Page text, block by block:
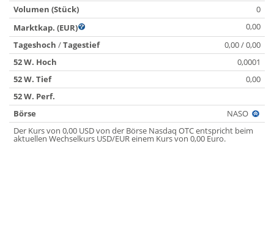
Volumen (Stück)
0
Marktkap. (EUR)
0,00
Tageshoch /Tagestief
0,00 / 0,00
52 W. Hoch
0,0001
52 W. Tief
0,00
52 W. Perf.
Börse
NASO
Der Kurs von 0,00 USD von der Börse Nasdaq OTC entspricht beim
aktuellen Wechselkurs USD/EUR einem Kurs von 0,00 Euro.